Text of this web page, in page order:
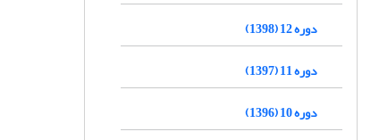
دوره 12 (1398)
دوره 11 (1397)
دوره 10 (1396)